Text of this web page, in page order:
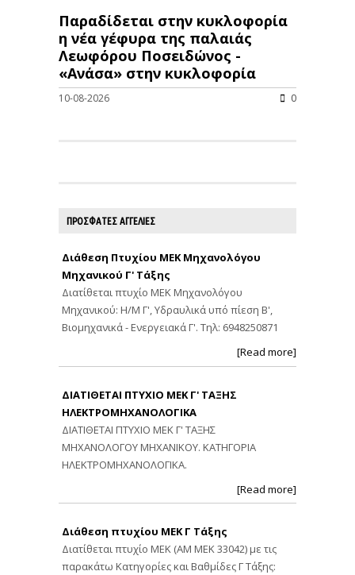
Παραδίδεται στην κυκλοφορία
η νέα γέφυρα της παλαιάς
Λεωφόρου Ποσειδώνος -
«Ανάσα» στην κυκλοφορία
10-08-2026 0
ΠΡΟΣΦΑΤΕΣ ΑΓΓΕΛΙΕΣ
Διάθεση Πτυχίου ΜΕΚ Μηχανολόγου
Μηχανικού Γ' Τάξης
Διατίθεται πτυχίο ΜΕΚ Μηχανολόγου
Μηχανικού: Η/Μ Γ', Υδραυλικά υπό πίεση Β',
Βιομηχανικά - Ενεργειακά Γ'. Τηλ: 6948250871
[Read more]
ΔΙΑΤΙΘΕΤΑΙ ΠΤΥΧΙΟ ΜΕΚ Γ' ΤΑΞΗΣ
ΗΛΕΚΤΡΟΜΗΧΑΝΟΛΟΓΙΚΑ
ΔΙΑΤΙΘΕΤΑΙ ΠΤΥΧΙΟ ΜΕΚ Γ' ΤΑΞΗΣ
ΜΗΧΑΝΟΛΟΓΟΥ ΜΗΧΑΝΙΚΟΥ. ΚΑΤΗΓΟΡΙΑ
ΗΛΕΚΤΡΟΜΗΧΑΝΟΛΟΓΙΚΑ.
[Read more]
Διάθεση πτυχίου ΜΕΚ Γ Τάξης
Διατίθεται πτυχίο ΜΕΚ (ΑΜ ΜΕΚ 33042) με τις
παρακάτω Κατηγορίες και Βαθμίδες Γ Τάξης: